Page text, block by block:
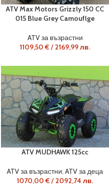
ATV Max Motors Grizzly 150 CC
015 Blue Grey Camouflge
ATV за възрастни
1109,50 €/ 2169,99лв.
ATV MUDHAWK 125cc
ATV за възрастни ATV за деца
1070,00 €/ 2092,74 лв.